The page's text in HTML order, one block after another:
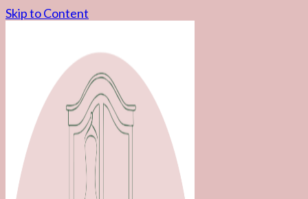
Skip to Content